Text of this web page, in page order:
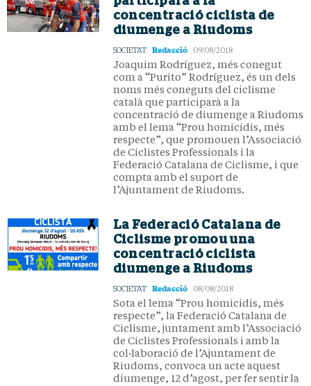
concentració ciclista de
diumenge a Riudoms
SOCIETAT Redacció 09/08/2018
Joaquim Rodríguez, més conegut
com a “Purito” Rodríguez, és un dels
noms més coneguts del ciclisme
català que participarà a la
concentració de diumenge a Riudoms
amb el lema “Prou homicidis, més
respecte”, que promouen l’Associació
de Ciclistes Professionals i la
Federació Catalana de Ciclisme, i que
compta amb el suport de
l’Ajuntament de Riudoms.
La Federació Catalana de
Ciclisme promou una
concentració ciclista
diumenge a Riudoms
SOCIETAT Redacció 08/08/2018
Sota el lema “Prou homicidis, més
respecte”, la Federació Catalana de
Ciclisme, juntament amb l’Associació
de Ciclistes Professionals i amb la
col·laboració de l’Ajuntament de
Riudoms, convoca un acte aquest
diumenge, 12 d’agost, per fer sentir la